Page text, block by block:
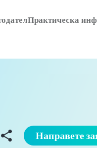
Практическа
Направете